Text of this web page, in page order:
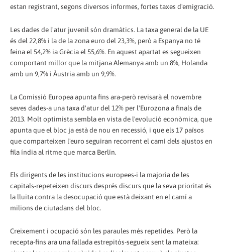
estan registrant, segons diversos informes, fortes taxes d'emigració.
Les dades de l'atur juvenil són dramàtics. La taxa general de la UE
és del 22,8% i la de la zona euro del 23,3%, però a Espanya no té
feina el 54,2% ia Grècia el 55,6%. En aquest apartat es segueixen
comportant millor que la mitjana Alemanya amb un 8%, Holanda
amb un 9,7% i Àustria amb un 9,9%.
La Comissió Europea apunta fins ara-però revisarà el novembre
seves dades-a una taxa d'atur del 12% per l'Eurozona a finals de
2013. Molt optimista sembla en vista de l'evolució econòmica, que
apunta que el bloc ja està de nou en recessió, i que els 17 països
que comparteixen l'euro seguiran recorrent el camí dels ajustos en
fila índia al ritme que marca Berlín.
Els dirigents de les institucions europees-i la majoria de les
capitals-repeteixen discurs després discurs que la seva prioritat és
la lluita contra la desocupació que està deixant en el camí a
milions de ciutadans del bloc.
Creixement i ocupació són les paraules més repetides. Però la
recepta-fins ara una fallada estrepitós-segueix sent la mateixa: